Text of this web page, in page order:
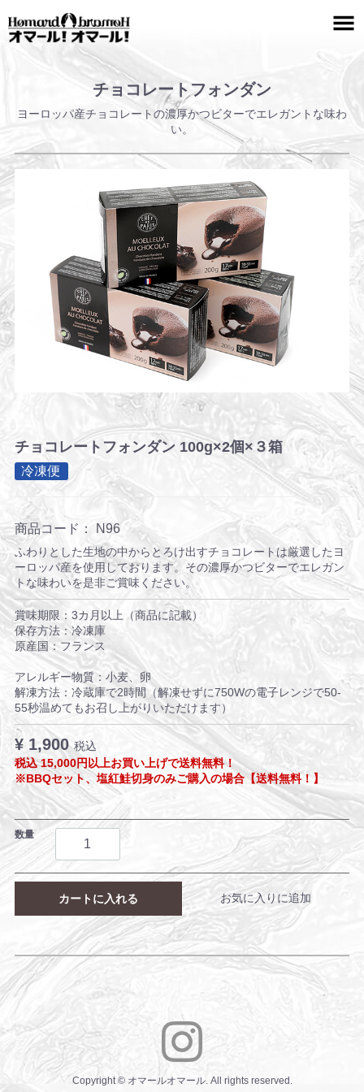
チョコレートフォンダン
ヨーロッパ産チョコレートの濃厚かつビターでエレガントな味わ
い。
チョコレートフォンダン 100g×2個×３箱
冷凍便
商品コード： N96
ふわりとした生地の中からとろけ出すチョコレートは厳選したヨ
ーロッパ産を使用しております。その濃厚かつビターでエレガン
トな味わいを是非ご賞味ください。
賞味期限：3カ月以上（商品に記載）
保存方法：冷凍庫
原産国：フランス
アレルギー物質：小麦、卵
解凍方法：冷蔵庫で2時間（解凍せずに750Wの電子レンジで50-
55秒温めてもお召し上がりいただけます）
¥ 1,900 税込
税込 15,000円以上お買い上げで送料無料！
※BBQセット、塩紅鮭切身のみご購入の場合【送料無料！】
数量
カートに入れる お気に入りに追加
Copyright © オマールオマール. All rights reserved.